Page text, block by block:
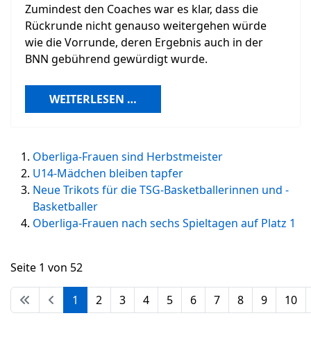
Zumindest den Coaches war es klar, dass die
Rückrunde nicht genauso weitergehen würde
wie die Vorrunde, deren Ergebnis auch in der
BNN gebührend gewürdigt wurde.
WEITERLESEN …
Oberliga-Frauen sind Herbstmeister
U14-Mädchen bleiben tapfer
Neue Trikots für die TSG-Basketballerinnen und -
Basketballer
Oberliga-Frauen nach sechs Spieltagen auf Platz 1
Seite 1 von 52
1 2 3 4 5 6 7 8 9 10